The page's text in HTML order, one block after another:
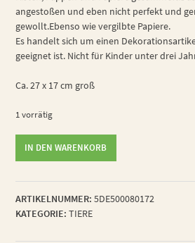
angestoßen und eben nicht perfekt und
gewollt.Ebenso wie vergilbte Papiere.
Es handelt sich um einen
geeignet ist. Nicht für Kinder unter drei
Ca. 27 x 17 cm groß
1 vorrätig
IN DEN WARENKORB
ARTIKELNUMMER: 5DE500080172
KATEGORIE: TIERE